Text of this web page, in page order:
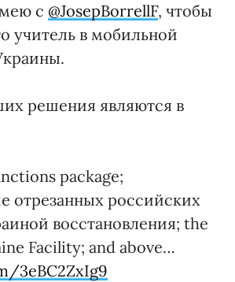
с @JosepBorrellF, чтобы
учитель в мобильной
решения являются в
package;
отрезанных российских
восстановления; the
Facility; and above…
3eBC2ZxIg9